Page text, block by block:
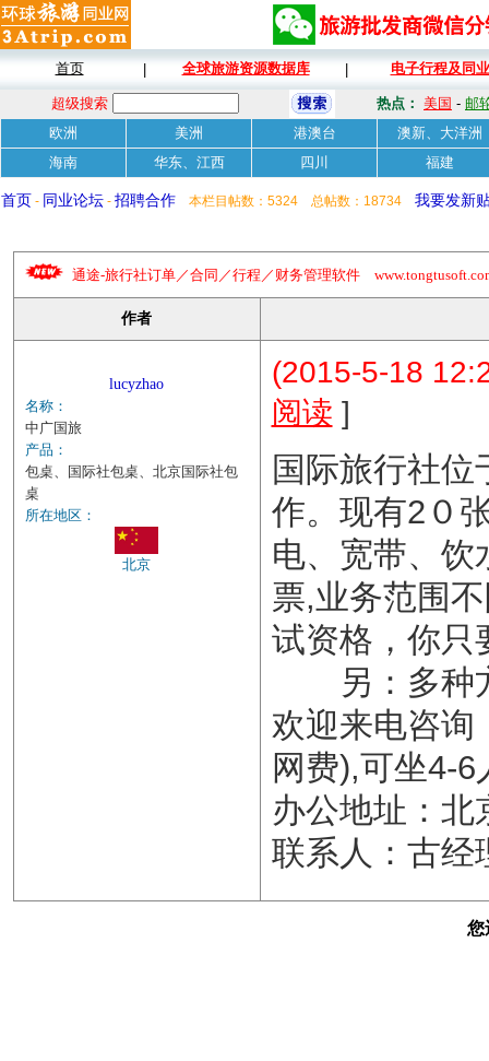
首页 全球旅游资源数据库 电子行程及同
超级搜索 热点： 美国 - 邮
欧洲
美洲 港澳台
澳新、大洋洲
海南
华东、江西 四川 福建
首页 - 同业论坛 - 招聘合作 本栏目帖数：5324 总帖数：18734 我要发新
通途-旅行社订单／合同／行程／财务管理软件
作者
lucyzhao
名称：
中广国旅
产品：
包桌、国际社包桌、北京国际社包
桌
所在地区：
北京
(2015-5-18
阅读 ]
国际旅行社
作。现有2０
电、宽带、饮
票,业务范围
试资格，你只
另：多种方
欢迎来电咨询
网费),可坐4-6
办公地址：北
联系人：古